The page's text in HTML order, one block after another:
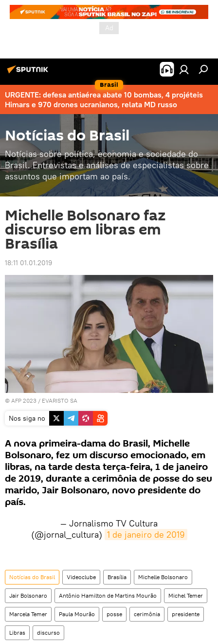
Brasil
URGENTE: defesa antiaérea abate 10 bombas, 4 projéteis
Himars e 970 drones ucranianos, relata MD russo
Notícias do Brasil
Notícias sobre política, economia e sociedade do
Brasil. Entrevistas e análises de especialistas sobre
assuntos que importam ao país.
Michelle Bolsonaro faz
discurso em libras em
Brasília
18:11 01.01.2019
© AFP 2023 / EVARISTO SA
Nos siga no
A nova primeira-dama do Brasil, Michelle
Bolsonaro, fez um discurso emocionado, em
libras, na tarde desta terça-feira, 1 de janeiro
de 2019, durante a cerimônia de posse do seu
marido, Jair Bolsonaro, novo presidente do
país.
— Jornalismo TV Cultura
(@jornal_cultura) 1 de janeiro de 2019
Notícias do Brasil Videoclube Brasília Michelle Bolsonaro
Jair Bolsonaro Antônio Hamilton de Martins Mourão Michel Temer
Marcela Temer Paula Mourão posse cerimônia presidente
Libras discurso